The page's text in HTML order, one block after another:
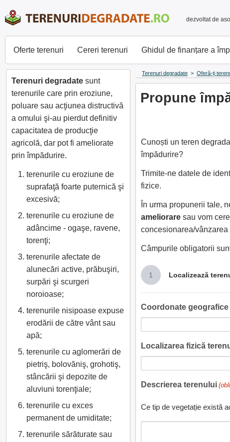
dezvoltat de
Oferte terenuri Cereri terenuri Ghidul de finanțare a
Terenuri degradate > Oferă-ți
Propune
Cunoști un teren
împădurire?
Trimite-ne datele de
fizice.
În urma propunerii tale,
ameliorare sau vom
concesionarea/
Câmpurile obligatorii
1 Localizează
Coordonate
Localizarea fizică
Descrierea terenului
Ce tip de vegetație există
Terenuri degradate sunt
terenurile care prin eroziune,
poluare sau acţiunea distructivă
a omului şi-au pierdut definitiv
capacitatea de producţie
agricolă, dar pot fi ameliorate
prin împădurire.
terenurile cu eroziune de
suprafaţă foarte puternică şi
excesivă;
terenurile cu eroziune de
adâncime - ogaşe, ravene,
torenţi;
terenurile afectate de
alunecări active, prăbuşiri,
surpări şi scurgeri
noroioase;
terenurile nisipoase expuse
erodării de către vânt sau
apă;
terenurile cu aglomerări de
pietriş, bolovăniş, grohotiş,
stâncării şi depozite de
aluviuni torenţiale;
terenurile cu exces
permanent de umiditate;
terenurile sărăturate sau